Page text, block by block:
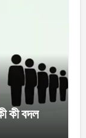
কী বদল